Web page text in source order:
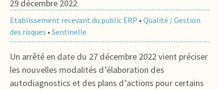
29 décembre 2022
Etablissement recevant du public ERP • Qualité / Gestion
des risques • Sentinelle
Un arrêté en date du 27 décembre 2022 vient préciser
les nouvelles modalités d’élaboration des
autodiagnostics et des plans d’actions pour certains